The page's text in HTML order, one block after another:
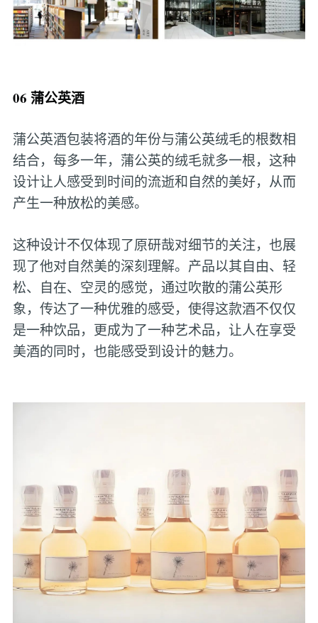
06 蒲公英酒
蒲公英酒包装将酒的年份与蒲公英绒毛的根数相
结合，每多一年，蒲公英的绒毛就多一根，这种
设计让人感受到时间的流逝和自然的美好，从而
产生一种放松的美感。
这种设计不仅体现了原研哉对细节的关注，也展
现了他对自然美的深刻理解。产品以其自由、轻
松、自在、空灵的感觉，通过吹散的蒲公英形
象，传达了一种优雅的感受，使得这款酒不仅仅
是一种饮品，更成为了一种艺术品，让人在享受
美酒的同时，也能感受到设计的魅力‌。